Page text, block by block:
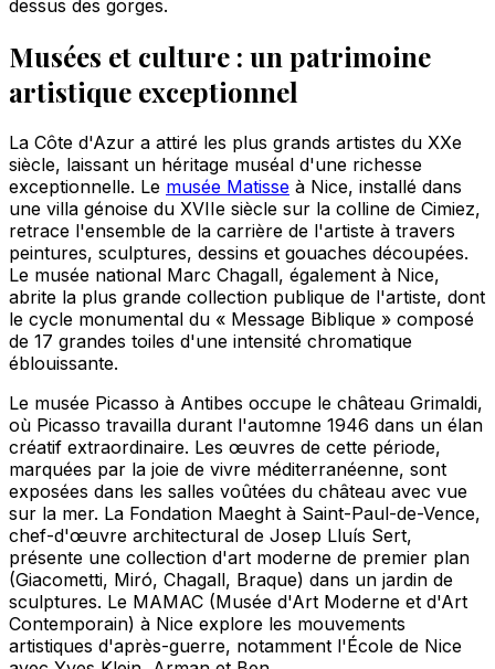
dessus des gorges.
Musées et culture : un patrimoine
artistique exceptionnel
La Côte d'Azur a attiré les plus grands artistes du XXe
siècle, laissant un héritage muséal d'une richesse
exceptionnelle. Le musée Matisse à Nice, installé dans
une villa génoise du XVIIe siècle sur la colline de Cimiez,
retrace l'ensemble de la carrière de l'artiste à travers
peintures, sculptures, dessins et gouaches découpées.
Le musée national Marc Chagall, également à Nice,
abrite la plus grande collection publique de l'artiste, dont
le cycle monumental du « Message Biblique » composé
de 17 grandes toiles d'une intensité chromatique
éblouissante.
Le musée Picasso à Antibes occupe le château Grimaldi,
où Picasso travailla durant l'automne 1946 dans un élan
créatif extraordinaire. Les œuvres de cette période,
marquées par la joie de vivre méditerranéenne, sont
exposées dans les salles voûtées du château avec vue
sur la mer. La Fondation Maeght à Saint-Paul-de-Vence,
chef-d'œuvre architectural de Josep Lluís Sert,
présente une collection d'art moderne de premier plan
(Giacometti, Miró, Chagall, Braque) dans un jardin de
sculptures. Le MAMAC (Musée d'Art Moderne et d'Art
Contemporain) à Nice explore les mouvements
artistiques d'après-guerre, notamment l'École de Nice